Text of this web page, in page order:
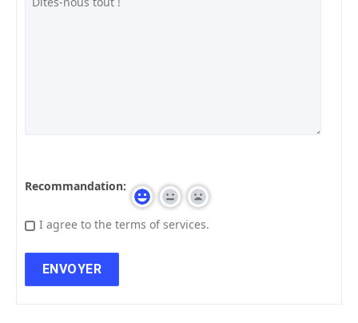
Recommandation:
I agree to the terms of services.